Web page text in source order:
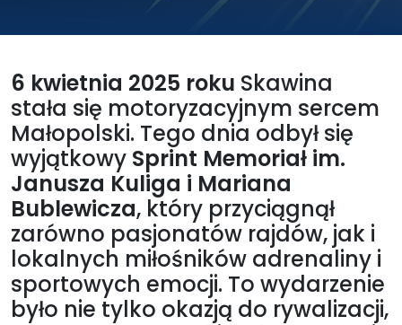
6 kwietnia 2025 roku Skawina
stała się motoryzacyjnym sercem
Małopolski. Tego dnia odbył się
wyjątkowy Sprint Memoriał im.
Janusza Kuliga i Mariana
Bublewicza, który przyciągnął
zarówno pasjonatów rajdów, jak i
lokalnych miłośników adrenaliny i
sportowych emocji. To wydarzenie
było nie tylko okazją do rywalizacji,